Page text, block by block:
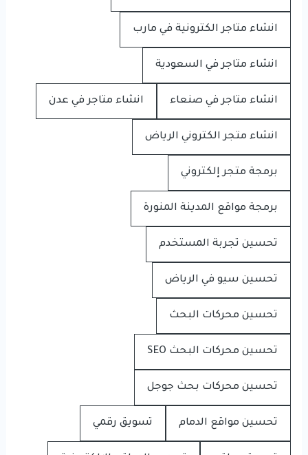
انشاء متاجر الكترونية في مارب
انشاء متاجر في السعودية
انشاء متاجر في صنعاء انشاء متاجر في عدن
انشاء متجر الكتروني الرياض
برمجة متجر إلكتروني
برمجة مواقع المدينة المنورة
تحسين تجربة المستخدم
تحسين سيو في الرياض
تحسين محركات البحث
تحسين محركات البحث SEO
تحسين محركات بحث جوجل
تحسين مواقع الدمام تسويق رقمي